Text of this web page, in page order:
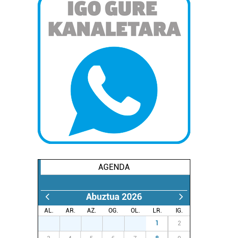
AGENDA
Abuztua 2026
AL. AR. AZ. OG. OL. LR.
IG.
1 2